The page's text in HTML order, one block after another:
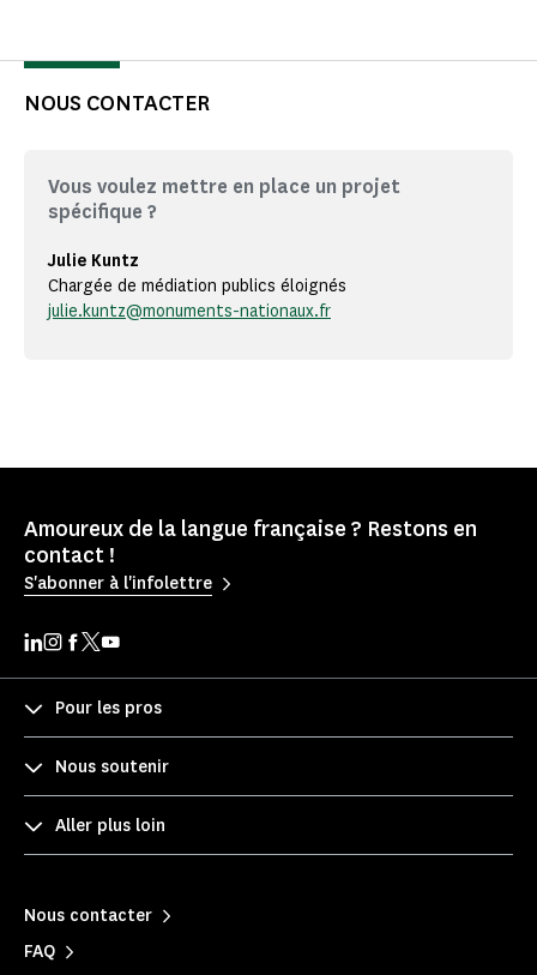
NOUS CONTACTER
Vous voulez mettre en place un projet
spécifique ?
Julie Kuntz
Chargée de médiation publics éloignés
julie.kuntz@monuments-nationaux.fr
Amoureux de la langue française ? Restons en
contact !
S'abonner à l'infolettre
Pour les pros
Nous soutenir
Aller plus loin
Nous contacter
FAQ